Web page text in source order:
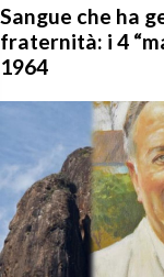
Sangue che ha
fraternità: i 4
1964